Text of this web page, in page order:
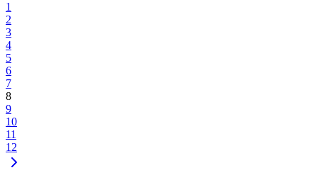
1
2
3
4
5
6
7
8
9
10
11
12